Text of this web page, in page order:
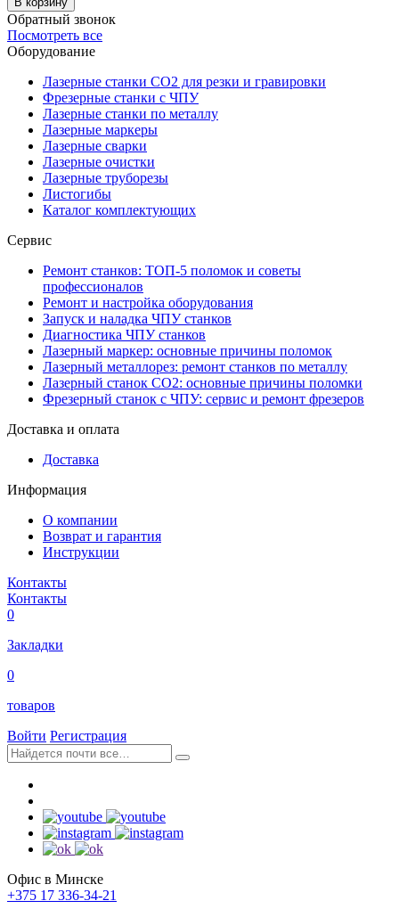
Обратный звонок
Посмотреть все
Оборудование
Лазерные станки CO2 для резки и гравировки
Фрезерные станки с ЧПУ
Лазерные станки по металлу
Лазерные маркеры
Лазерные сварки
Лазерные очистки
Лазерные труборезы
Листогибы
Каталог комплектующих
Сервис
Ремонт станков: ТОП-5 поломок и советы
профессионалов
Ремонт и настройка оборудования
Запуск и наладка ЧПУ станков
Диагностика ЧПУ станков
Лазерный маркер: основные причины поломок
Лазерный металлорез: ремонт станков по металлу
Лазерный станок СО2: основные причины поломки
Фрезерный станок с ЧПУ: сервис и ремонт фрезеров
Доставка и оплата
Доставка
Информация
О компании
Возврат и гарантия
Инструкции
Контакты
Контакты
0
Закладки
0
товаров
Войти Регистрация
Офис в Минске
+375 17 336-34-21